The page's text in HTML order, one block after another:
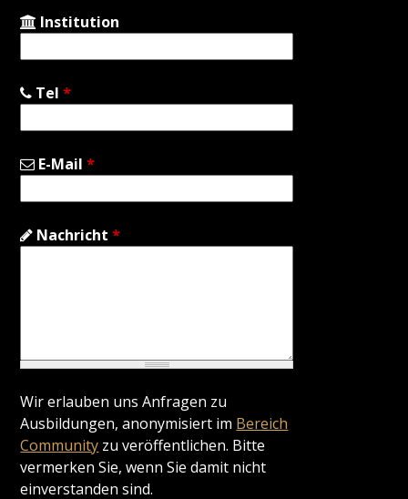
Institution
Tel*
E-Mail*
Nachricht*
Wir erlauben uns Anfragen zu
Ausbildungen, anonymisiert im Bereich
Community zu veröffentlichen. Bitte
vermerken Sie, wenn Sie damit nicht
einverstanden sind.